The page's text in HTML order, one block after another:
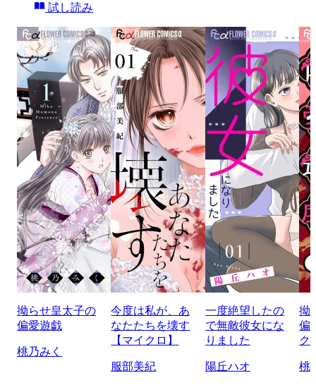
試し読み
拗らせ皇太子の
偏愛遊戯
桃乃みく
今度は私が、あ
なたたちを壊す
【マイクロ】
服部美紀
一度絶望したの
で無敵彼女にな
りました
陽丘ハオ
拗
偏
ク
桃